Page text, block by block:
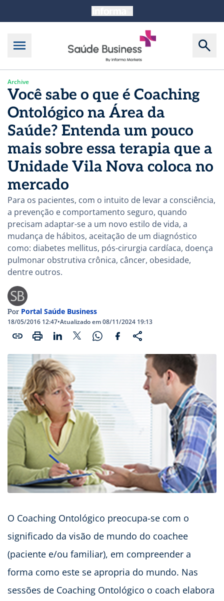
Archive
Você sabe o que é Coaching
Ontológico na Área da
Saúde? Entenda um pouco
mais sobre essa terapia que a
Unidade Vila Nova coloca no
mercado
Para os pacientes, com o intuito de levar a consciência,
a prevenção e comportamento seguro, quando
precisam adaptar-se a um novo estilo de vida, a
mudança de hábitos, aceitação de um diagnóstico
como: diabetes mellitus, pós-cirurgia cardíaca, doença
pulmonar obstrutiva crônica, câncer, obesidade,
dentre outros.
Por Portal Saúde Business
18/05/2016 12:47•Atualizado em 08/11/2024 19:13
O Coaching Ontológico preocupa-se com o
significado da visão de mundo do coachee
(paciente e/ou familiar), em compreender a
forma como este se apropria do mundo. Nas
sessões de Coaching Ontológico o coach elabora